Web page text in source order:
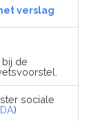
verslag
de
sociale
)